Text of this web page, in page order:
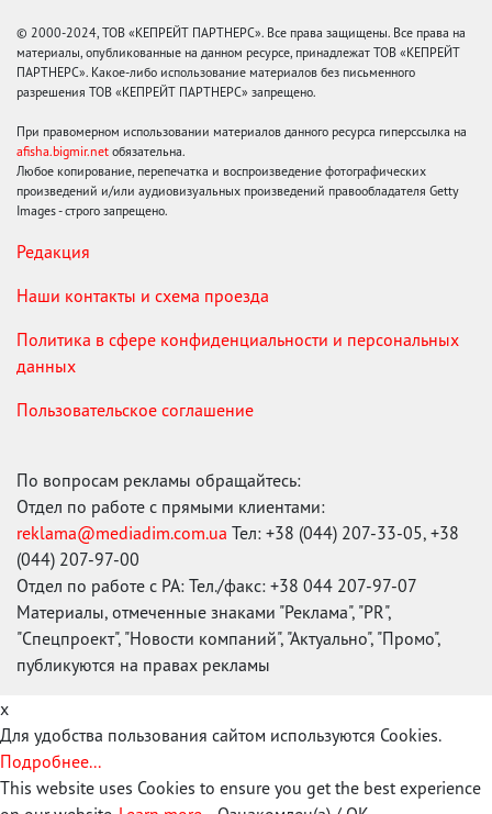
© 2000-2024, ТОВ «КЕПРЕЙТ ПАРТНЕРС». Все права защищены. Все права на
материалы, опубликованные на данном ресурсе, принадлежат ТОВ «КЕПРЕЙТ
ПАРТНЕРС». Какое-либо использование материалов без письменного
разрешения ТОВ «КЕПРЕЙТ ПАРТНЕРС» запрещено.
При правомерном использовании материалов данного ресурса гиперссылка на
afisha.bigmir.net обязательна.
Любое копирование, перепечатка и воспроизведение фотографических
произведений и/или аудиовизуальных произведений правообладателя Getty
Images - строго запрещено.
Редакция
Наши контакты и схема проезда
Политика в сфере конфиденциальности и персональных
данных
Пользовательское соглашение
По вопросам рекламы обращайтесь:
Отдел по работе с прямыми клиентами:
reklama@mediadim.com.ua Тел: +38 (044) 207-33-05, +38
(044) 207-97-00
Отдел по работе с РА: Тел./факс: +38 044 207-97-07
Материалы, отмеченные знаками "Реклама", "PR",
"Спецпроект", "Новости компаний", "Актуально", "Промо",
публикуются на правах рекламы
x
Для удобства пользования сайтом используются Cookies.
Подробнее...
This website uses Cookies to ensure you get the best experience